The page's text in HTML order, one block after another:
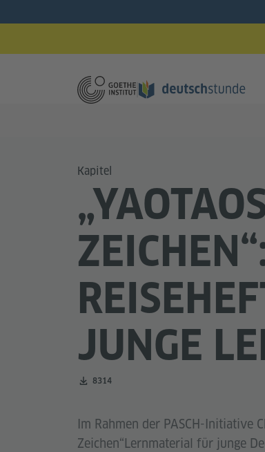
Kapitel
JUNGE
Zahl der Downloads:
8314
Im Rahmen der PASCH-Initiative
Zeichen“Lernmaterial für junge